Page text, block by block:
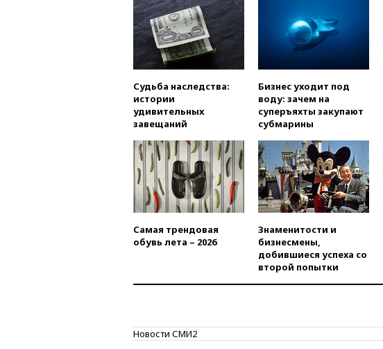
Судьба наследства:
истории
удивительных
завещаний
Бизнес уходит под
воду: зачем на
суперъяхты закупают
субмарины
Самая трендовая
обувь лета – 2026
Знаменитости и
бизнесмены,
добившиеся успеха со
второй попытки
Новости СМИ2